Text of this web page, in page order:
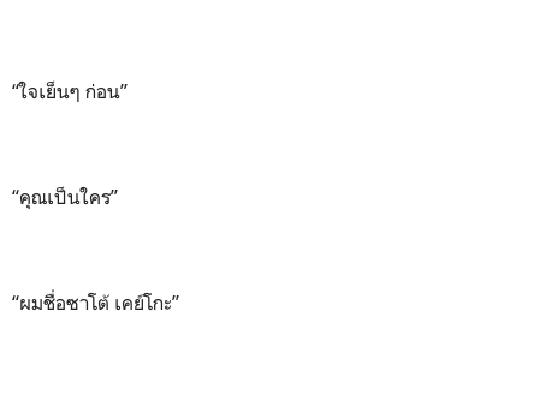
“ใจเย็นๆ ก่อน”
“คุณเป็นใคร”
“ผมชื่อซาโต้ เคย์โกะ”